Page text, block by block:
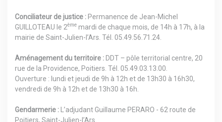
Conciliateur de justice :Permanence de Jean-Michel
GUILLOTEAU le 2ème mardi de chaque mois, de 14h à 17h, à la
mairie de Saint-Julien-l’Ars. Tél. 05.49.56.71.24.
Aménagement du territoire :DDT – pôle territorial centre, 20
rue de la Providence, Poitiers. Tél. 05.49.03.13.00.
Ouverture : lundi et jeudi de 9h à 12h et de 13h30 à 16h30,
vendredi de 9h à 12h et de 13h30 à 16h.
Gendarmerie :L’adjudant Guillaume PERARO - 62 route de
Poitiers, Saint-Julien-l’Ars.